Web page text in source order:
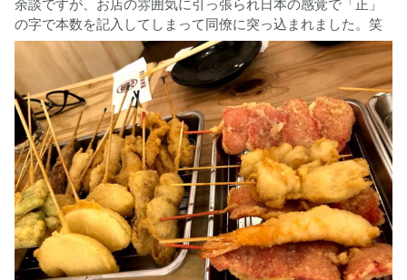
余談ですが、お店の雰囲気に引っ張られ日本の感覚で「正」
の字で本数を記入してしまって同僚に突っ込まれました。笑